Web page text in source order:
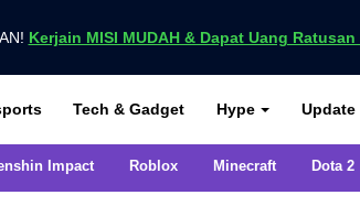
Kerjain MISI MUDAH & Dapat Uang
di VCGamersTech & Gadget Hype Update
Impact Roblox Minecraft Dota 2